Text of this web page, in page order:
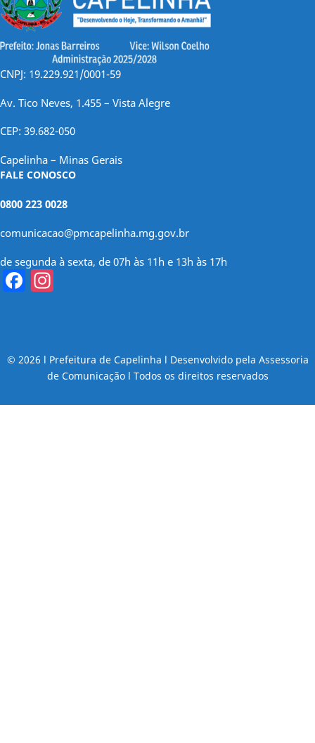
CNPJ: 19.229.921/0001-59
Av. Tico Neves, 1.455 – Vista Alegre
CEP: 39.682-050
Capelinha – Minas Gerais
FALE CONOSCO
0800 223 0028
comunicacao@pmcapelinha.mg.gov.br
de segunda à sexta, de 07h às 11h e 13h às 17h
Facebook
© 2026 l Prefeitura de Capelinha l Desenvolvido pela Assessoria
de Comunicação l Todos os direitos reservados